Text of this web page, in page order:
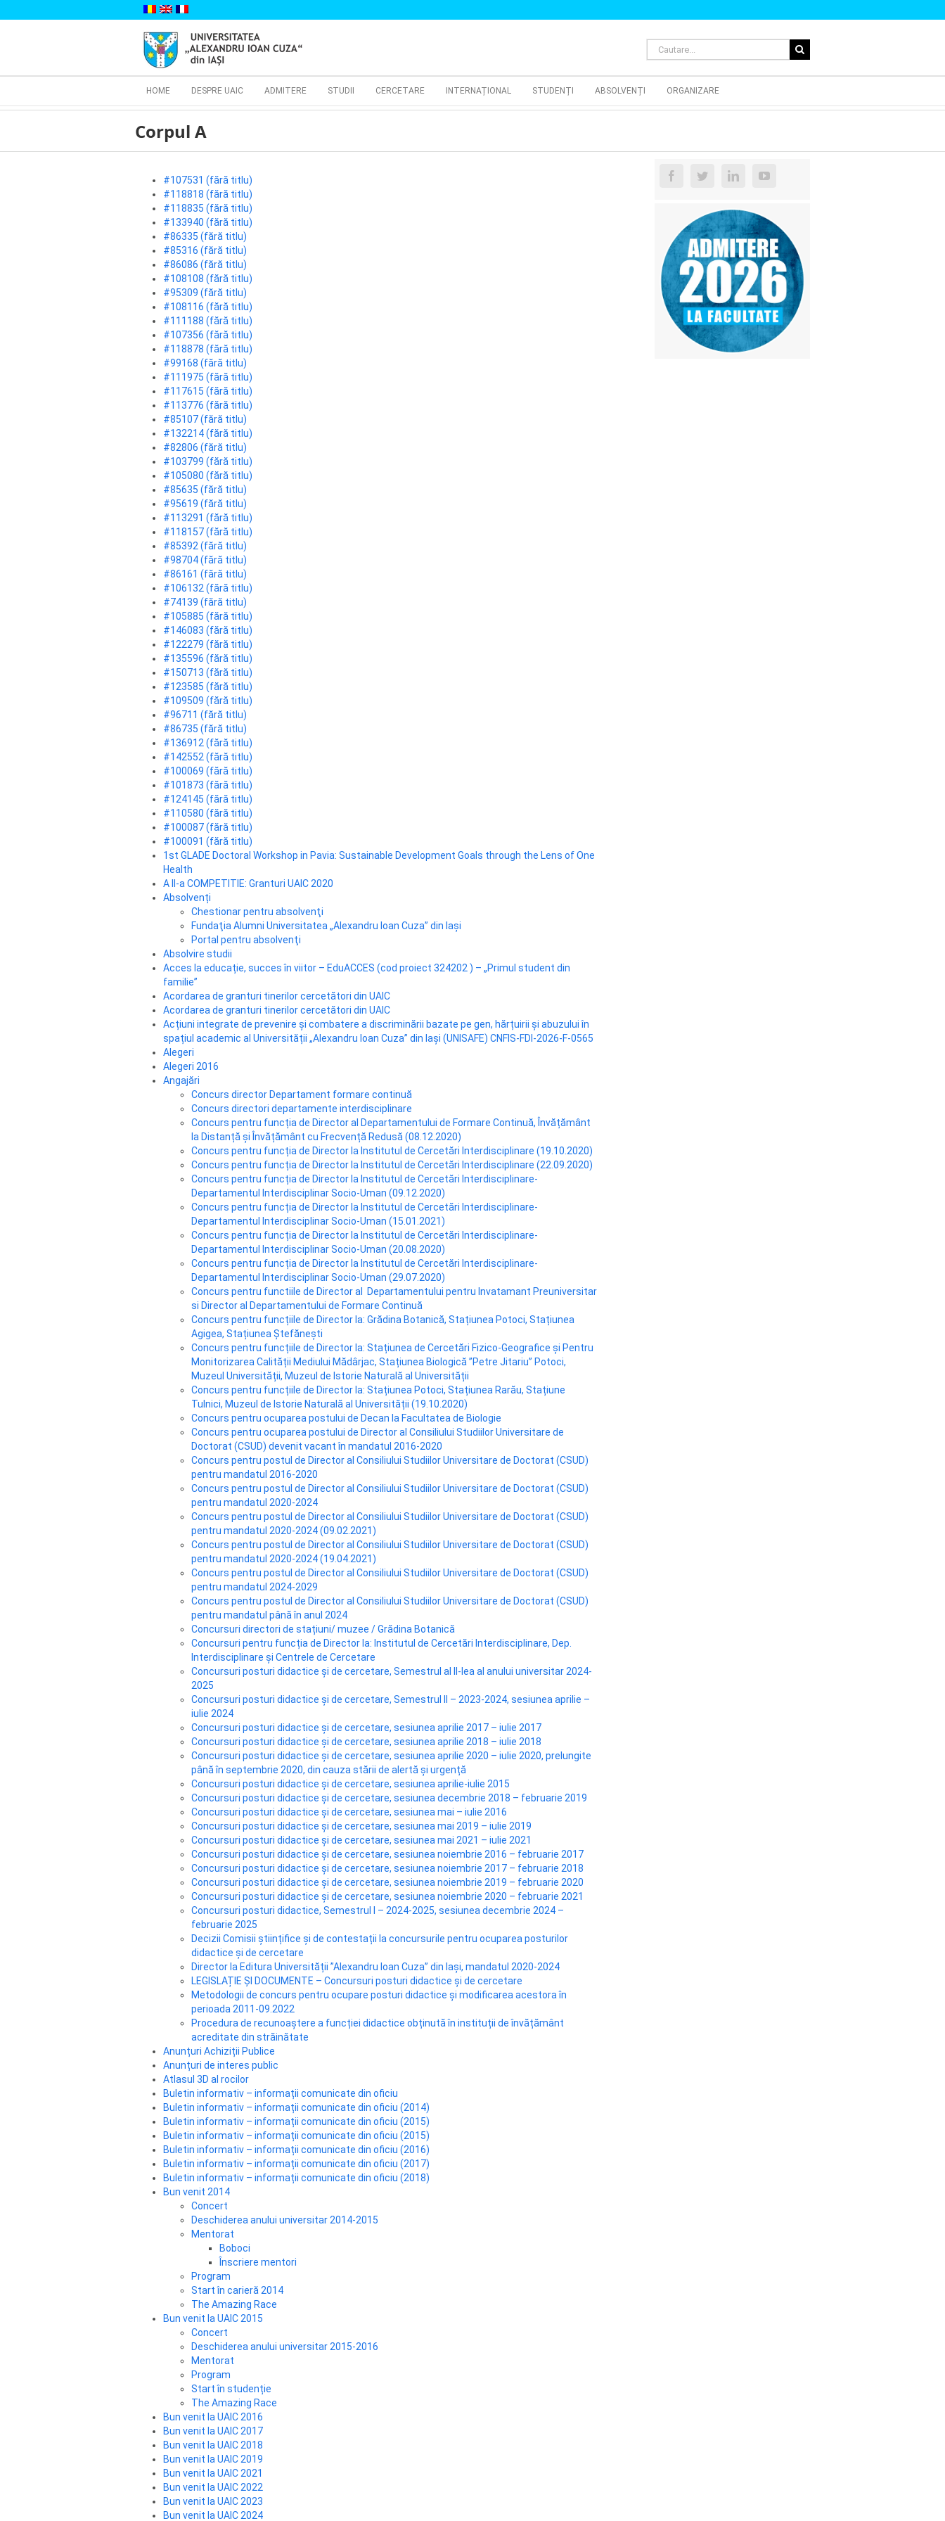
to
Cautare...
Cautare...
HOME DESPRE UAIC ADMITERE STUDII CERCETARE INTERNAȚIONAL STUDENȚI ABSOLVENȚI ORGANIZARE
Corpul A
#107531 (fără titlu)
#118818 (fără titlu)
#118835 (fără titlu)
#133940 (fără titlu)
#86335 (fără titlu)
#85316 (fără titlu)
#86086 (fără titlu)
#108108 (fără titlu)
#95309 (fără titlu)
#108116 (fără titlu)
#111188 (fără titlu)
#107356 (fără titlu)
#118878 (fără titlu)
#99168 (fără titlu)
#111975 (fără titlu)
#117615 (fără titlu)
#113776 (fără titlu)
#85107 (fără titlu)
#132214 (fără titlu)
#82806 (fără titlu)
#103799 (fără titlu)
#105080 (fără titlu)
#85635 (fără titlu)
#95619 (fără titlu)
#113291 (fără titlu)
#118157 (fără titlu)
#85392 (fără titlu)
#98704 (fără titlu)
#86161 (fără titlu)
#106132 (fără titlu)
#74139 (fără titlu)
#105885 (fără titlu)
#146083 (fără titlu)
#122279 (fără titlu)
#135596 (fără titlu)
#150713 (fără titlu)
#123585 (fără titlu)
#109509 (fără titlu)
#96711 (fără titlu)
#86735 (fără titlu)
#136912 (fără titlu)
#142552 (fără titlu)
#100069 (fără titlu)
#101873 (fără titlu)
#124145 (fără titlu)
#110580 (fără titlu)
#100087 (fără titlu)
#100091 (fără titlu)
1st GLADE Doctoral Workshop in Pavia: Sustainable Development Goals through the Lens of One
Health
A II-a COMPETITIE: Granturi UAIC 2020
Absolvenți
Chestionar pentru absolvenţi
Fundaţia Alumni Universitatea „Alexandru Ioan Cuza” din Iaşi
Portal pentru absolvenţi
Absolvire studii
Acces la educație, succes în viitor – EduACCES (cod proiect 324202 ) – „Primul student din
familie”
Acordarea de granturi tinerilor cercetători din UAIC
Acordarea de granturi tinerilor cercetători din UAIC
Acțiuni integrate de prevenire și combatere a discriminării bazate pe gen, hărțuirii și abuzului în
spațiul academic al Universității „Alexandru Ioan Cuza” din Iași (UNISAFE) CNFIS-FDI-2026-F-0565
Alegeri
Alegeri 2016
Angajări
Concurs director Departament formare continuă
Concurs directori departamente interdisciplinare
Concurs pentru funcția de Director al Departamentului de Formare Continuă, Învățământ
la Distanță și Învățământ cu Frecvență Redusă (08.12.2020)
Concurs pentru funcția de Director la Institutul de Cercetări Interdisciplinare (19.10.2020)
Concurs pentru funcția de Director la Institutul de Cercetări Interdisciplinare (22.09.2020)
Concurs pentru funcția de Director la Institutul de Cercetări Interdisciplinare-
Departamentul Interdisciplinar Socio-Uman (09.12.2020)
Concurs pentru funcția de Director la Institutul de Cercetări Interdisciplinare-
Departamentul Interdisciplinar Socio-Uman (15.01.2021)
Concurs pentru funcția de Director la Institutul de Cercetări Interdisciplinare-
Departamentul Interdisciplinar Socio-Uman (20.08.2020)
Concurs pentru funcția de Director la Institutul de Cercetări Interdisciplinare-
Departamentul Interdisciplinar Socio-Uman (29.07.2020)
Concurs pentru functiile de Director al Departamentului pentru Invatamant Preuniversitar
si Director al Departamentului de Formare Continuă
Concurs pentru funcțiile de Director la: Grădina Botanică, Stațiunea Potoci, Stațiunea
Agigea, Stațiunea Ștefănești
Concurs pentru funcțiile de Director la: Stațiunea de Cercetări Fizico-Geografice și Pentru
Monitorizarea Calității Mediului Mădârjac, Stațiunea Biologică ”Petre Jitariu” Potoci,
Muzeul Universității, Muzeul de Istorie Naturală al Universității
Concurs pentru funcțiile de Director la: Stațiunea Potoci, Stațiunea Rarău, Stațiune
Tulnici, Muzeul de Istorie Naturală al Universității (19.10.2020)
Concurs pentru ocuparea postului de Decan la Facultatea de Biologie
Concurs pentru ocuparea postului de Director al Consiliului Studiilor Universitare de
Doctorat (CSUD) devenit vacant în mandatul 2016-2020
Concurs pentru postul de Director al Consiliului Studiilor Universitare de Doctorat (CSUD)
pentru mandatul 2016-2020
Concurs pentru postul de Director al Consiliului Studiilor Universitare de Doctorat (CSUD)
pentru mandatul 2020-2024
Concurs pentru postul de Director al Consiliului Studiilor Universitare de Doctorat (CSUD)
pentru mandatul 2020-2024 (09.02.2021)
Concurs pentru postul de Director al Consiliului Studiilor Universitare de Doctorat (CSUD)
pentru mandatul 2020-2024 (19.04.2021)
Concurs pentru postul de Director al Consiliului Studiilor Universitare de Doctorat (CSUD)
pentru mandatul 2024-2029
Concurs pentru postul de Director al Consiliului Studiilor Universitare de Doctorat (CSUD)
pentru mandatul până în anul 2024
Concursuri directori de stațiuni/ muzee / Grădina Botanică
Concursuri pentru funcția de Director la: Institutul de Cercetări Interdisciplinare, Dep.
Interdisciplinare și Centrele de Cercetare
Concursuri posturi didactice și de cercetare, Semestrul al II-lea al anului universitar 2024-
2025
Concursuri posturi didactice și de cercetare, Semestrul II – 2023-2024, sesiunea aprilie –
iulie 2024
Concursuri posturi didactice și de cercetare, sesiunea aprilie 2017 – iulie 2017
Concursuri posturi didactice și de cercetare, sesiunea aprilie 2018 – iulie 2018
Concursuri posturi didactice și de cercetare, sesiunea aprilie 2020 – iulie 2020, prelungite
până în septembrie 2020, din cauza stării de alertă și urgență
Concursuri posturi didactice și de cercetare, sesiunea aprilie-iulie 2015
Concursuri posturi didactice și de cercetare, sesiunea decembrie 2018 – februarie 2019
Concursuri posturi didactice și de cercetare, sesiunea mai – iulie 2016
Concursuri posturi didactice și de cercetare, sesiunea mai 2019 – iulie 2019
Concursuri posturi didactice și de cercetare, sesiunea mai 2021 – iulie 2021
Concursuri posturi didactice și de cercetare, sesiunea noiembrie 2016 – februarie 2017
Concursuri posturi didactice și de cercetare, sesiunea noiembrie 2017 – februarie 2018
Concursuri posturi didactice și de cercetare, sesiunea noiembrie 2019 – februarie 2020
Concursuri posturi didactice și de cercetare, sesiunea noiembrie 2020 – februarie 2021
Concursuri posturi didactice, Semestrul I – 2024-2025, sesiunea decembrie 2024 –
februarie 2025
Decizii Comisii științifice și de contestații la concursurile pentru ocuparea posturilor
didactice și de cercetare
Director la Editura Universității ”Alexandru Ioan Cuza” din Iași, mandatul 2020-2024
LEGISLAȚIE ȘI DOCUMENTE – Concursuri posturi didactice şi de cercetare
Metodologii de concurs pentru ocupare posturi didactice și modificarea acestora în
perioada 2011-09.2022
Procedura de recunoaștere a funcției didactice obținută în instituții de învățământ
acreditate din străinătate
Anunțuri Achiziții Publice
Anunțuri de interes public
Atlasul 3D al rocilor
Buletin informativ – informații comunicate din oficiu
Buletin informativ – informații comunicate din oficiu (2014)
Buletin informativ – informații comunicate din oficiu (2015)
Buletin informativ – informații comunicate din oficiu (2015)
Buletin informativ – informații comunicate din oficiu (2016)
Buletin informativ – informații comunicate din oficiu (2017)
Buletin informativ – informații comunicate din oficiu (2018)
Bun venit 2014
Concert
Deschiderea anului universitar 2014-2015
Mentorat
Boboci
Înscriere mentori
Program
Start în carieră 2014
The Amazing Race
Bun venit la UAIC 2015
Concert
Deschiderea anului universitar 2015-2016
Mentorat
Program
Start în studenție
The Amazing Race
Bun venit la UAIC 2016
Bun venit la UAIC 2017
Bun venit la UAIC 2018
Bun venit la UAIC 2019
Bun venit la UAIC 2021
Bun venit la UAIC 2022
Bun venit la UAIC 2023
Bun venit la UAIC 2024